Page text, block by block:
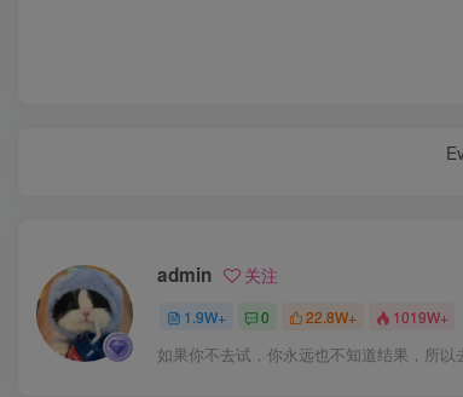
admin 关注
1.9W+ 0 22.8W+ 1019W+
如果你不去试，你永远也不知道结果，所以